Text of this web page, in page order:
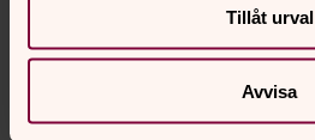
Tillåt urval
Avvisa